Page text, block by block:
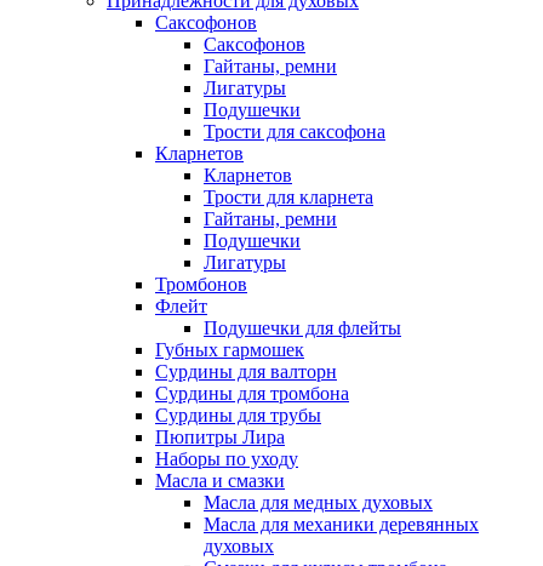
Саксофонов
Саксофонов
Гайтаны, ремни
Лигатуры
Подушечки
Трости для саксофона
Кларнетов
Кларнетов
Трости для кларнета
Гайтаны, ремни
Подушечки
Лигатуры
Тромбонов
Флейт
Подушечки для флейты
Губных гармошек
Сурдины для валторн
Сурдины для тромбона
Сурдины для трубы
Пюпитры Лира
Наборы по уходу
Масла и смазки
Масла для медных духовых
Масла для механики деревянных
духовых